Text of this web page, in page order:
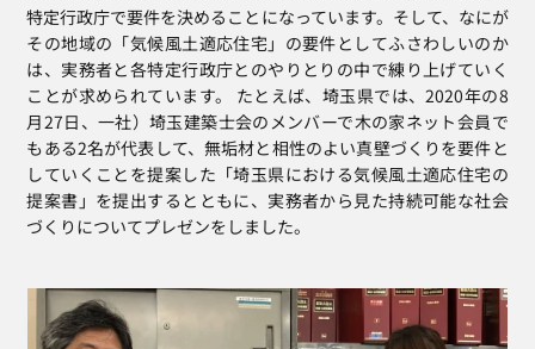
特定行政庁で要件を決めることになっています。そして、なにが
その地域の「気候風土適応住宅」の要件としてふさわしいのか
は、実務者と各特定行政庁とのやりとりの中で練り上げていく
ことが求められています。 たとえば、埼玉県では、2020年の8
月27日、一社）埼玉建築士会のメンバーで木の家ネット会員で
もある2名が代表して、無垢材と相性のよい真壁づくりを要件と
していくことを提案した「埼玉県における気候風土適応住宅の
提案書」を提出するとともに、実務者から見た持続可能な社会
づくりについてプレゼンをしました。